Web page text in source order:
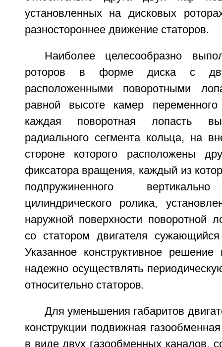
установленных на дисковых
разностороннее движение статоров.
Наиболее целесообразно
роторов в форме диска с
расположенными поворотными
равной высоте камер
каждая поворотная лопасть
радиального сегмента кольца, на
стороне которого расположены
фиксатора вращения, каждый из
подпружиненного
цилиндрического ролика,
наружной поверхности поворотной
со статором двигателя
Указанное конструктивное решение
надежно осуществлять
относительно статоров.
Для уменьшения габаритов
конструкции подвижная
в виде двух газообменных каналов,